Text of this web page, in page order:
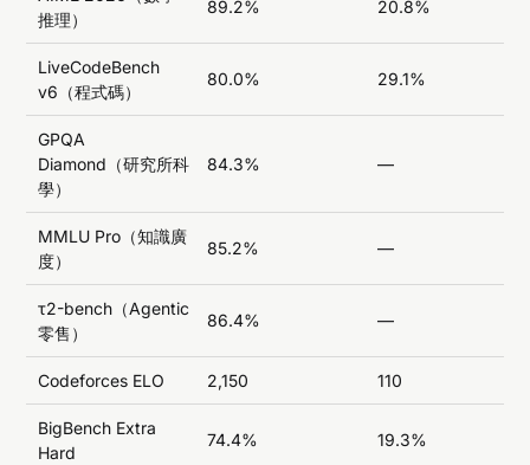
推理）
89.2% 20.8%
LiveCodeBench
v6（程式碼）
80.0% 29.1%
GPQA
Diamond（研究所科
學）
84.3% —
MMLU Pro（知識廣
度）
85.2% —
τ2-bench（Agentic
零售）
86.4% —
Codeforces ELO 2,150 110
BigBench Extra
Hard
74.4% 19.3%